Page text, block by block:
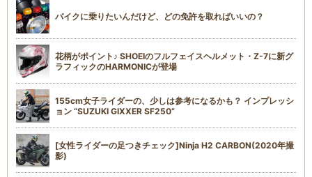
バイクに乗りたいんだけど、どの免許を取ればいいの？
花柄がポイント♪ SHOEIのフルフェイスヘルメット・Z-7に新グ
ラフィックのHARMONICが登場
155cm女子ライダーの、少しは参考になるかも？ インプレッシ
ョン “SUZUKI GIXXER SF250”
[女性ライダーの足つきチェック]Ninja H2 CARBON(2020年撮
影)